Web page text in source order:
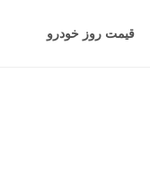
قیمت روز خودرو